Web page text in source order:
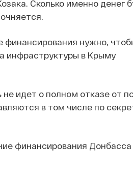
Сколько именно денег
нужно,
инфраструктуры в Крыму
идет о полном отказе от
в том числе по
финансирования Донбасса